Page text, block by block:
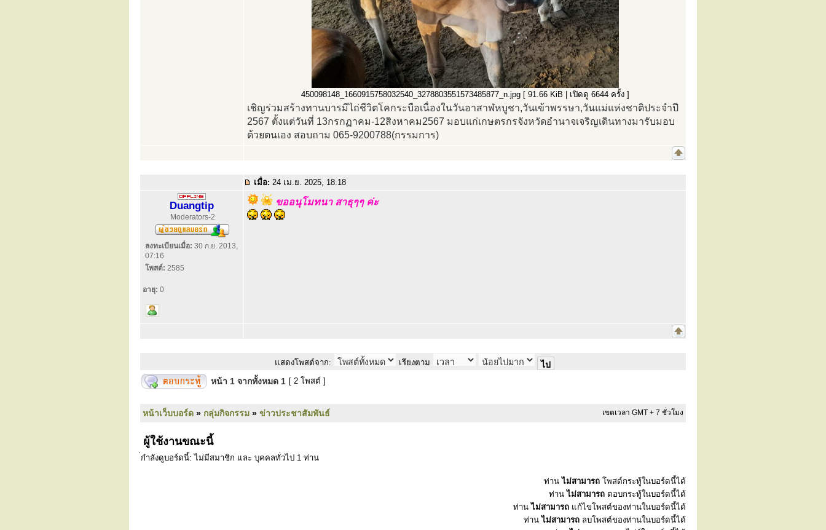
450098148_1660915758032540_3278803551573485877_n.jpg [ 91.66 KiB | เปิดดู 6644 ครั้ง ]
เชิญร่วมสร้างทานบารมีไถ่ชีวิตโคกระบือเนื่องในวันอาสาฬหบูชา,วันเข้าพรรษา,วันแม่แห่งชาติประจำปี
2567 ตั้งแต่วันที่ 13กรกฏาคม-12สิงหาคม2567 มอบแก่เกษตรกรจังหวัดอำนาจเจริญเดินทางมารับมอบ
ด้วยตนเอง สอบถาม 065-9200788(กรรมการ)
เมื่อ: 24 เม.ย. 2025, 18:18
Duangtip
Moderators-2
ลงทะเบียนเมื่อ: 30 ก.ย. 2013,
07:16
โพสต์: 2585
อายุ: 0
ขออนุโมทนา สาธุๆๆ ค่ะ
แสดงโพสต์จาก: เรียงตาม
หน้า 1 จากทั้งหมด 1 [ 2 โพสต์ ]
หน้าเว็บบอร์ด » กลุ่มกิจกรรม » ข่าวประชาสัมพันธ์ เขตเวลา GMT + 7 ชั่วโมง
ผู้ใช้งานขณะนี้
่กำลังดูบอร์ดนี้: ไม่มีสมาชิก และ บุคคลทั่วไป 1 ท่าน
ท่านไม่สามารถ โพสต์กระทู้ในบอร์ดนี้ได้
ท่านไม่สามารถ ตอบกระทู้ในบอร์ดนี้ได้
ท่านไม่สามารถ แก้ไขโพสต์ของท่านในบอร์ดนี้ได้
ท่านไม่สามารถ ลบโพสต์ของท่านในบอร์ดนี้ได้